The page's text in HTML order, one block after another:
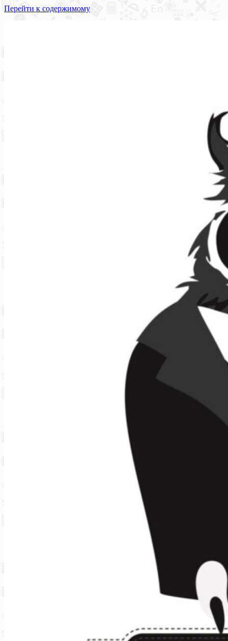
Перейти к содержимому